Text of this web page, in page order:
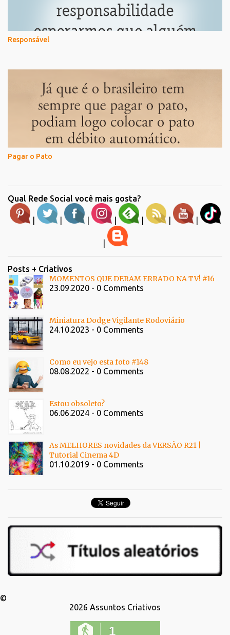
Responsável
Pagar o Pato
Qual Rede Social você mais gosta?
| | | | | | |
Posts + Criativos
MOMENTOS QUE DERAM ERRADO NA TV! #16
23.09.2020 - 0 Comments
Miniatura Dodge Vigilante Rodoviário
24.10.2023 - 0 Comments
Como eu vejo esta foto #148
08.08.2022 - 0 Comments
Estou obsoleto?
06.06.2024 - 0 Comments
As MELHORES novidades da VERSÃO R21 |
Tutorial Cinema 4D
01.10.2019 - 0 Comments
©
2026 Assuntos Criativos
1